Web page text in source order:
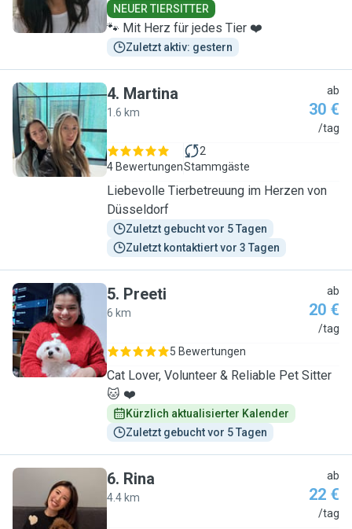
NEUER TIERSITTER
🐾 Mit Herz für jedes Tier ❤️
Zuletzt aktiv: gestern
M
4. Martina
1.6 km
ab
30 €
/tag
4 Bewertungen
2
Stammgäste
Liebevolle Tierbetreuung im Herzen von
Düsseldorf
Zuletzt gebucht vor 5 Tagen
Zuletzt kontaktiert vor 3 Tagen
P
5. Preeti
6 km
ab
20 €
/tag
5 Bewertungen
Cat Lover, Volunteer & Reliable Pet Sitter
🐱 ❤️
Kürzlich aktualisierter Kalender
Zuletzt gebucht vor 5 Tagen
R
6. Rina
4.4 km
ab
22 €
/tag